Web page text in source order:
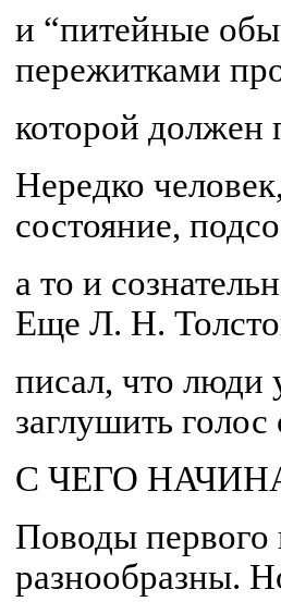
и “питейные
пережитками
которой должен
Нередко
состояние,
а то и
Еще Л. Н.
писал, что люди
заглушить голос
С ЧЕГО
Поводы первого
разнообразны.